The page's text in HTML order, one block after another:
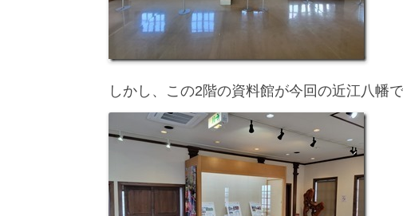
しかし、この2階の資料館が今回の近江八幡